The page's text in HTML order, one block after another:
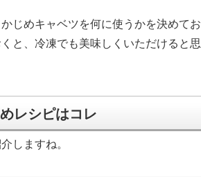
じめキャベツを何に使うかを決めてお
と、冷凍でも美味しくいただけると思
レシピはコレ
しますね。